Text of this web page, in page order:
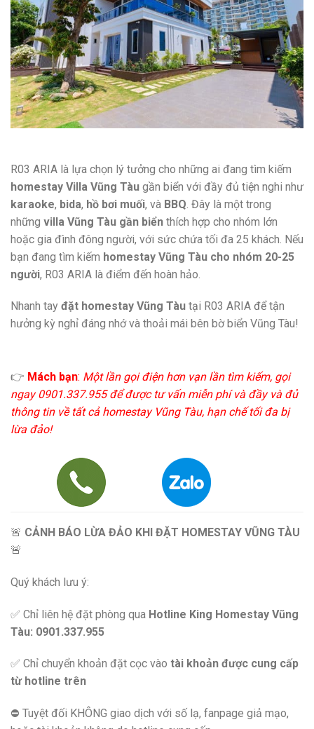
R03 ARIA là lựa chọn lý tưởng cho những ai đang tìm kiếm
homestay Villa Vũng Tàu gần biển với đầy đủ tiện nghi như
karaoke, bida, hồ bơi muối, và BBQ . Đây là một trong
những villa Vũng Tàu gần biển thích hợp cho nhóm lớn
hoặc gia đình đông người, với sức chứa tối đa 25 khách. Nếu
bạn đang tìm kiếm homestay Vũng Tàu cho nhóm 20-25
người, R03 ARIA là điểm đến hoàn hảo.
Nhanh tay đặt homestay Vũng Tàu tại R03 ARIA để tận
hưởng kỳ nghỉ đáng nhớ và thoải mái bên bờ biển Vũng Tàu!
👉 Mách bạn: Một lần gọi điện hơn vạn lần tìm kiếm, gọi
ngay 0901.337.955 để được tư vấn miễn phí và đầy và đủ
thông tin về tất cả homestay Vũng Tàu, hạn chế tối đa bị
lừa đảo!
🚨 CẢNH BÁO LỪA ĐẢO KHI ĐẶT HOMESTAY VŨNG TÀU
🚨
Quý khách lưu ý:
✅ Chỉ liên hệ đặt phòng qua Hotline King Homestay Vũng
Tàu: 0901.337.955
✅ Chỉ chuyển khoản đặt cọc vào tài khoản được cung cấp
từ hotline trên
⛔️ Tuyệt đối KHÔNG giao dịch với số lạ, fanpage giả mạo,